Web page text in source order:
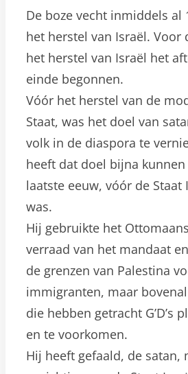
De boze vecht inmiddels al
het herstel van Israël. Voor
het herstel van Israël het
einde begonnen.
Vóór het herstel van de
Staat, was het doel van
volk in de diaspora te
heeft dat doel bijna
laatste eeuw, vóór de Staat
was.
Hij gebruikte het
verraad van het mandaat
de grenzen van Palestina
immigranten, maar bovenal
die hebben getracht G’D’s
en te voorkomen.
Hij heeft gefaald, de satan,